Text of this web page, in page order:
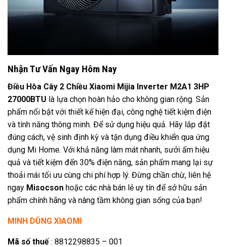
Nhận Tư Vấn Ngay Hôm Nay
Điều Hòa Cây 2 Chiều Xiaomi Mijia Inverter M2A1 3HP
27000BTU là lựa chọn hoàn hảo cho không gian rộng. Sản
phẩm nổi bật với thiết kế hiện đại, công nghệ tiết kiệm điện
và tính năng thông minh. Để sử dụng hiệu quả. Hãy lắp đặt
đúng cách, vệ sinh định kỳ và tận dụng điều khiển qua ứng
dụng Mi Home. Với khả năng làm mát nhanh, sưởi ấm hiệu
quả và tiết kiệm đến 30% điện năng, sản phẩm mang lại sự
thoải mái tối ưu cùng chi phí hợp lý. Đừng chần chừ, liên hệ
ngay Misocson hoặc các nhà bán lẻ uy tín để sở hữu sản
phẩm chính hãng và nâng tầm không gian sống của bạn!
MINH DŨNG XIAOMI
Mã số thuế: 8812298835 – 001